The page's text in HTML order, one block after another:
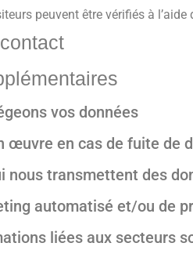
peuvent être vérifiés à
vos données
œuvre en cas de fuite de
nous transmettent des
automatisé et/ou de
liées aux secteurs